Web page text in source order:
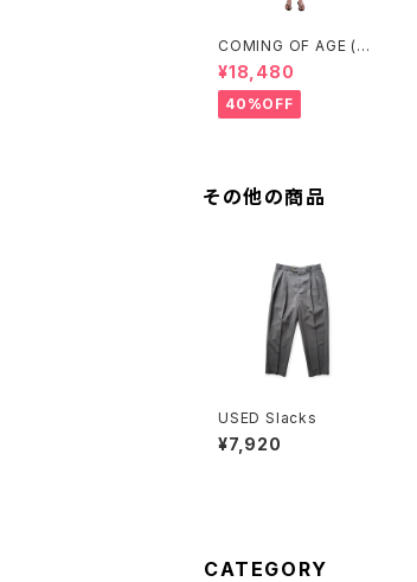
COMING OF AGE (カ
ミングオブエイジ) DRA
WSTRING MINI SKIR
T (GINGHAM LIME/B
LACK）
¥18,480
40%OFF
その他の商品
USED Slacks
¥7,920
CATEGORY